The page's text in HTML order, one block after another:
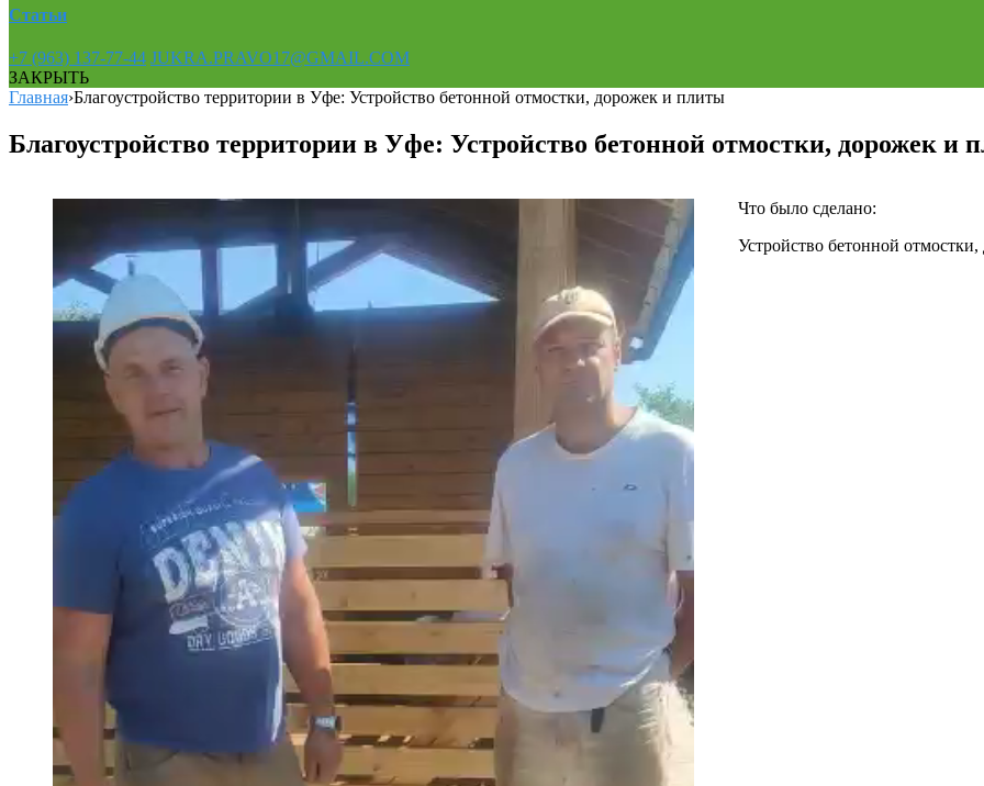
Статьи
+7 (963) 137-77-44 JUKRA.PRAVO17@GMAIL.COM
ЗАКРЫТЬ
Главная›Благоустройство территории в Уфе: Устройство бетонной отмостки, дорожек и плиты
Благоустройство территории в Уфе: Устройство бетонной отмостки, дорожек и
Что было сделано:
Устройство бетонной